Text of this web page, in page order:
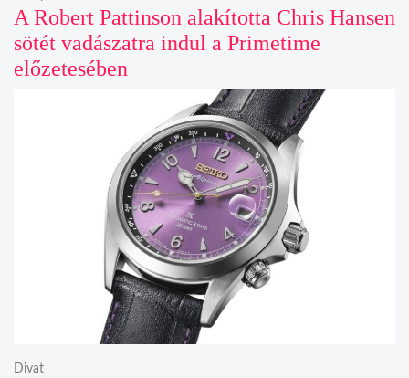
A Robert Pattinson alakította Chris Hansen
sötét vadászatra indul a Primetime
előzetesében
Divat